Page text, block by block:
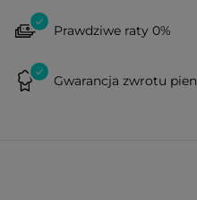
Prawdziwe raty 0%
Gwarancja zwrotu